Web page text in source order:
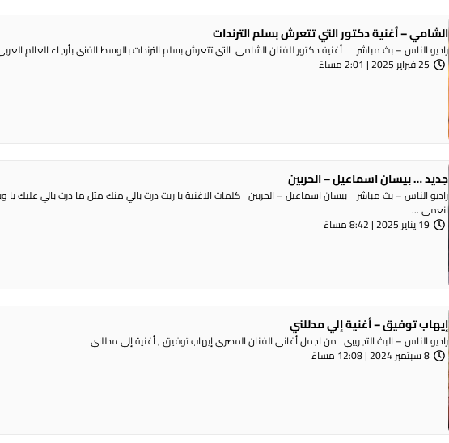
الشامي – أغنية دكتور التي تتعرش بسلم الترندات
راديو الناس – بث مباشر أغنية دكتور للفنان الشامي التي تتعرش بسلم الترندات بالوسط الفني بأرجاء العالم
25 فبراير 2025 | 2:01 مساءً
جديد … بيسان اسماعيل – الحربين
راديو الناس – بث مباشر بيسان اسماعيل – الحربين كلمات الاغنية يا ريت درت بالي منك متل ما درت بالي عليك يا
انعمى ...
19 يناير 2025 | 8:42 مساءً
إيهاب توفيق – أغنية إلي مدللني
راديو الناس – البث التجريبي من اجمل أغاني الفنان المصري إيهاب توفيق , أغنية إلي مدللني
8 سبتمبر 2024 | 12:08 مساءً